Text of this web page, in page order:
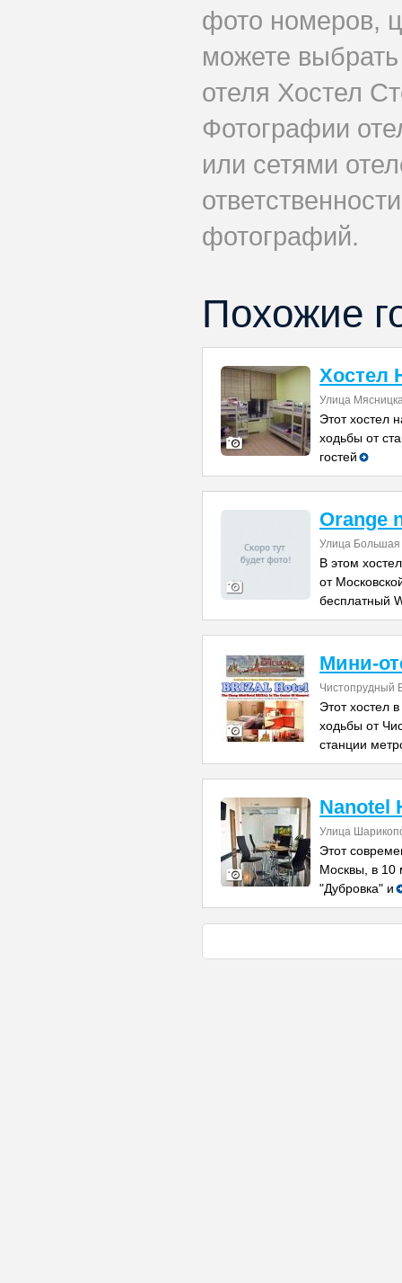
фото номеров,
можете
отеля Хостел
Фотографии
или сетями
фотографий.
Похожие
Хостел
Улица
Этот хостел
ходьбы от
гостей
Orange
Улица Большая
В этом
от
бесплатный
Мини-
Чистопрудный
Этот хостел
ходьбы от
станции
Nanotel
Улица
Этот
Москвы, в 10
"Дубровка" и